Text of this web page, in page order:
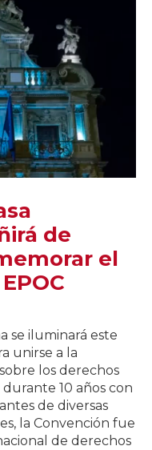
de
el
se iluminará este
unirse a la
los derechos
durante 10 años con
de diversas
la Convención fue
de derechos